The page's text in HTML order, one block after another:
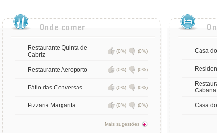
Restaurante Quinta de
Cabriz
(0%) (0%)
Restaurante Aeroporto (0%) (0%)
Pátio das Conversas (0%) (0%)
Pizzaria Margarita (0%) (0%)
Mais sugestões
Casa
Cabana
Casa